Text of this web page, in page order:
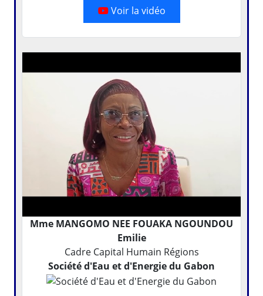
Voir la vidéo
Mme MANGOMO NEE FOUAKA NGOUNDOU
Emilie
Cadre Capital Humain Régions
Société d'Eau et d'Energie du Gabon